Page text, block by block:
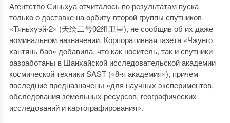
Агентство Синьхуа отчиталось по результатам пуска
только о доставке на орбиту второй группы спутников
«Тяньхуэй-2» (天绘二号02组卫星), не сообщив об их даже
номинальном назначении. Корпоративная газета «Чжунго
хантянь бао» добавила, что как носитель, так и спутники
разработаны в Шанхайской исследовательской академии
космической техники SAST («8-я академия»), причем
последние предназначены «для научных экспериментов,
обследования земельных ресурсов, географических
исследований и картографирования».